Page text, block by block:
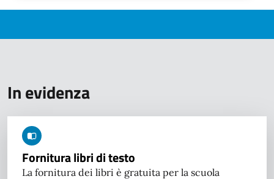
In evidenza
Fornitura libri di testo
La fornitura dei libri è gratuita per la scuola